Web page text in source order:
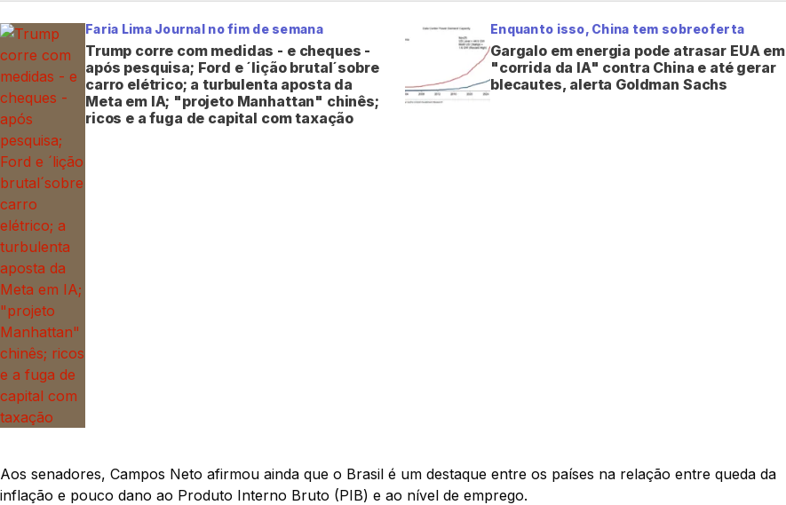
Faria Lima Journal no fim de semana
Trump corre com medidas - e cheques -
após pesquisa; Ford e ´lição brutal´sobre
carro elétrico; a turbulenta aposta da
Meta em IA; "projeto Manhattan" chinês;
ricos e a fuga de capital com taxação
Enquanto isso, China tem sobreoferta
Gargalo em energia pode atrasar EUA em
"corrida da IA" contra China e até gerar
blecautes, alerta Goldman Sachs
Aos senadores, Campos Neto afirmou ainda que o Brasil é um destaque entre os países na relação entre queda da
inflação e pouco dano ao Produto Interno Bruto (PIB) e ao nível de emprego.